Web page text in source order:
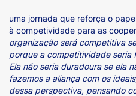
uma jornada que reforça o
à competividade para as
organização será competitiva
porque a competitividade seria
Ela não seria duradoura se ela
fazemos a aliança com os
dessa perspectiva, pensando